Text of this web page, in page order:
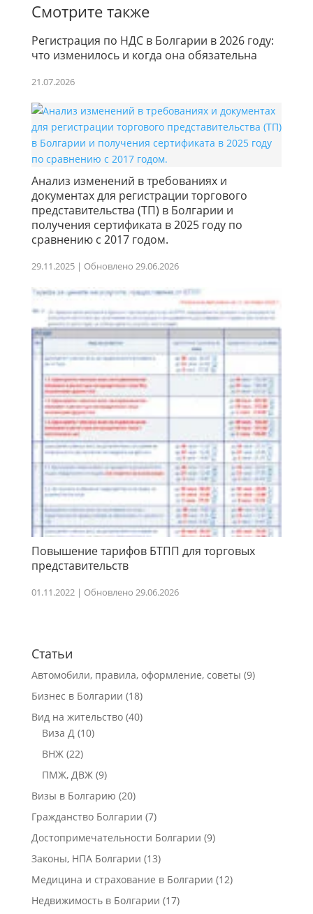
Смотрите также
Регистрация по НДС в Болгарии в 2026 году:
что изменилось и когда она обязательна
21.07.2026
Анализ изменений в требованиях и
документах для регистрации торгового
представительства (ТП) в Болгарии и
получения сертификата в 2025 году по
сравнению с 2017 годом.
29.11.2025 | Обновлено 29.06.2026
Повышение тарифов БТПП для торговых
представительств
01.11.2022 | Обновлено 29.06.2026
Статьи
Автомобили, правила, оформление, советы (9)
Бизнес в Болгарии (18)
Вид на жительство(40)
Виза Д(10)
ВНЖ(22)
ПМЖ, ДВЖ(9)
Визы в Болгарию (20)
Гражданство Болгарии (7)
Достопримечательности Болгарии (9)
Законы, НПА Болгарии (13)
Медицина и страхование в Болгарии (12)
Недвижимость в Болгарии (17)